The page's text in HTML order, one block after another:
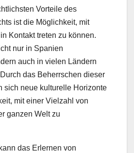
Vorteile des
ist die Möglichkeit, mit
Kontakt treten zu können.
nur in Spanien
auch in vielen Ländern
das Beherrschen dieser
sich neue kulturelle Horizonte
mit einer Vielzahl von
ganzen Welt zu
das Erlernen von